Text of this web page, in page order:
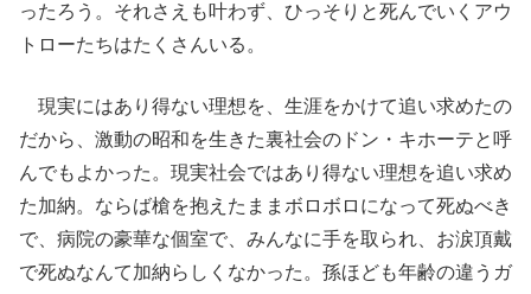
ったろう。それさえも叶わず、ひっそりと死んでいくアウ
トローたちはたくさんいる。
現実にはあり得ない理想を、生涯をかけて追い求めたの
だから、激動の昭和を生きた裏社会のドン・キホーテと呼
んでもよかった。現実社会ではあり得ない理想を追い求め
た加納。ならば槍を抱えたままボロボロになって死ぬべき
で、病院の豪華な個室で、みんなに手を取られ、お涙頂戴
で死ぬなんて加納らしくなかった。孫ほども年齢の違うガ